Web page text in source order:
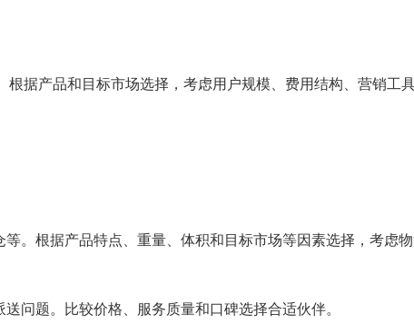
据产品和目标市场选择，考虑用户规模、费用结构、营销工
。根据产品特点、重量、体积和目标市场等因素选择，考虑
问题。比较价格、服务质量和口碑选择合适伙伴。